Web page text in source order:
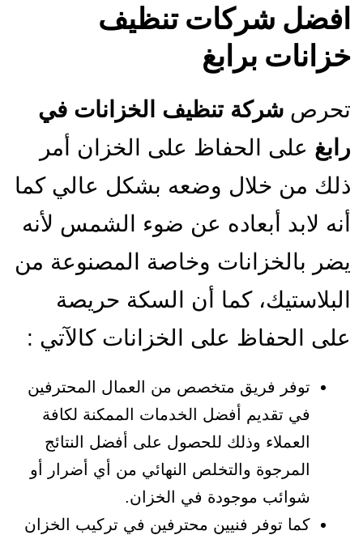
افضل شركات تنظيف
خزانات برابغ
تحرص شركة تنظيف الخزانات في
رابغ على الحفاظ على الخزان أمر
ذلك من خلال وضعه بشكل عالي كما
أنه لابد أبعاده عن ضوء الشمس لأنه
يضر بالخزانات وخاصة المصنوعة من
البلاستيك، كما أن السكة حريصة
على الحفاظ على الخزانات كالآتي :
توفر فريق متخصص من العمال المحترفين
في تقديم أفضل الخدمات الممكنة لكافة
العملاء وذلك للحصول على أفضل النتائج
المرجوة والتخلص النهائي من أي أضرار أو
شوائب موجودة في الخزان.
كما توفر فنيين محترفين في تركيب الخزان